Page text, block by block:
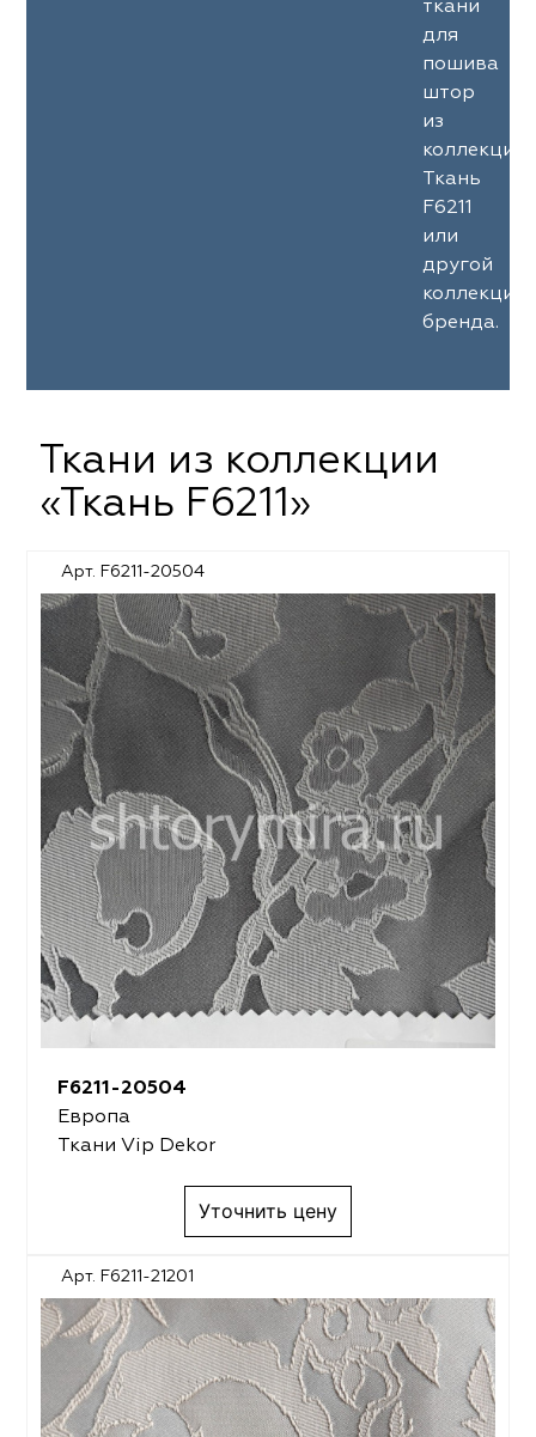
ткани
для
пошива
штор
из
Ткань
F6211
или
другой
коллекции
бренда.
Ткани из коллекции
«Ткань F6211»
Арт. F6211-20504
F6211-20504
Европа
Ткани Vip Dekor
Уточнить цену
Арт. F6211-21201